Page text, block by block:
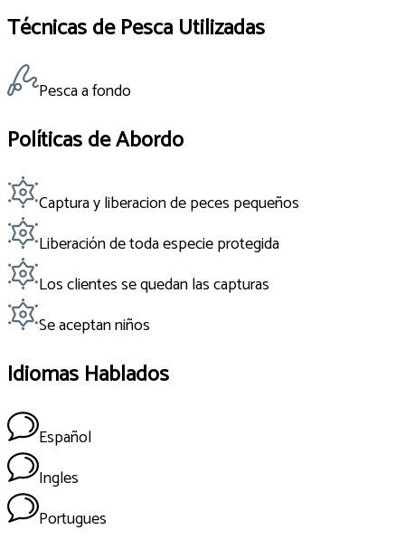
Técnicas de Pesca Utilizadas
Pesca a fondo
Políticas de Abordo
Captura y liberacion de peces pequeños
Liberación de toda especie protegida
Los clientes se quedan las capturas
Se aceptan niños
Idiomas Hablados
Español
Ingles
Portugues